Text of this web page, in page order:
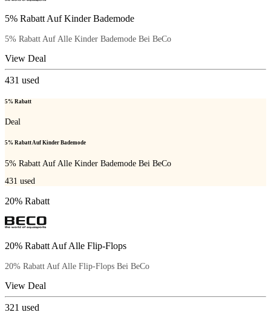
5% Rabatt Auf Kinder Bademode
5% Rabatt Auf Alle Kinder Bademode Bei BeCo
View Deal
431 used
5% Rabatt
Deal
5% Rabatt Auf Kinder Bademode
5% Rabatt Auf Alle Kinder Bademode Bei BeCo
431 used
20% Rabatt
20% Rabatt Auf Alle Flip-Flops
20% Rabatt Auf Alle Flip-Flops Bei BeCo
View Deal
321 used